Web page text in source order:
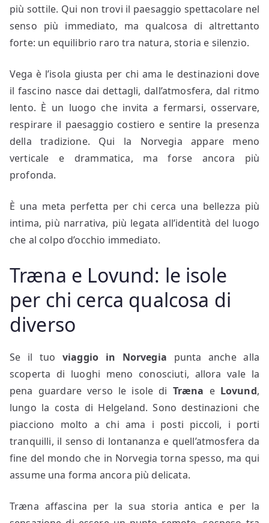
più sottile. Qui non trovi il paesaggio spettacolare nel
senso più immediato, ma qualcosa di altrettanto
forte: un equilibrio raro tra natura, storia e silenzio.
Vega è l’isola giusta per chi ama le destinazioni dove
il fascino nasce dai dettagli, dall’atmosfera, dal ritmo
lento. È un luogo che invita a fermarsi, osservare,
respirare il paesaggio costiero e sentire la presenza
della tradizione. Qui la Norvegia appare meno
verticale e drammatica, ma forse ancora più
profonda.
È una meta perfetta per chi cerca una bellezza più
intima, più narrativa, più legata all’identità del luogo
che al colpo d’occhio immediato.
Træna e Lovund: le isole
per chi cerca qualcosa di
diverso
Se il tuo viaggio in Norvegia punta anche alla
scoperta di luoghi meno conosciuti, allora vale la
pena guardare verso le isole di Træna e Lovund,
lungo la costa di Helgeland. Sono destinazioni che
piacciono molto a chi ama i posti piccoli, i porti
tranquilli, il senso di lontananza e quell’atmosfera da
fine del mondo che in Norvegia torna spesso, ma qui
assume una forma ancora più delicata.
Træna affascina per la sua storia antica e per la